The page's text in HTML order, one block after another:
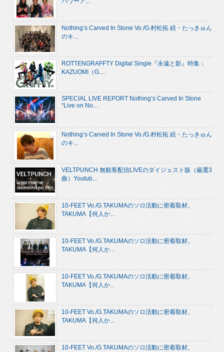
Nothing’s Carved In Stone Vo./G.村松拓 続・たっきゅん
のキ...
ROTTENGRAFFTY Digital Single『永遠と影』特集：
KAZUOMI（G....
SPECIAL LIVE REPORT Nothing’s Carved In Stone
“Live on No...
Nothing’s Carved In Stone Vo./G.村松拓 続・たっきゅん
のキ...
VELTPUNCH 無観客配信LIVEのダイジェスト版（厳選3
曲）Youtub...
10-FEET Vo./G.TAKUMAのソロ活動に密着取材。
TAKUMA【何人か...
10-FEET Vo./G.TAKUMAのソロ活動に密着取材。
TAKUMA【何人か...
10-FEET Vo./G.TAKUMAのソロ活動に密着取材。
TAKUMA【何人か...
10-FEET Vo./G.TAKUMAのソロ活動に密着取材。
TAKUMA【何人か...
10-FEET Vo./G.TAKUMAのソロ活動に密着取材。